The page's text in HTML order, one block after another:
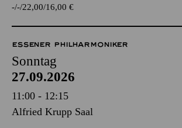
- - 22,00 16,00 €
ESSENER PHILHARMONIKER
Sonntag
27.09.2026
11:00 - 12:15
Alfried Krupp Saal